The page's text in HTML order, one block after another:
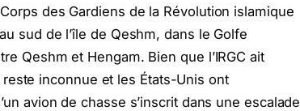
des Gardiens de la Révolution islamique
sud de l’île de Qeshm, dans le Golfe
Qeshm et Hengam. Bien que l’IRGC ait
reste inconnue et les États-Unis ont
avion de chasse s’inscrit dans une escalade